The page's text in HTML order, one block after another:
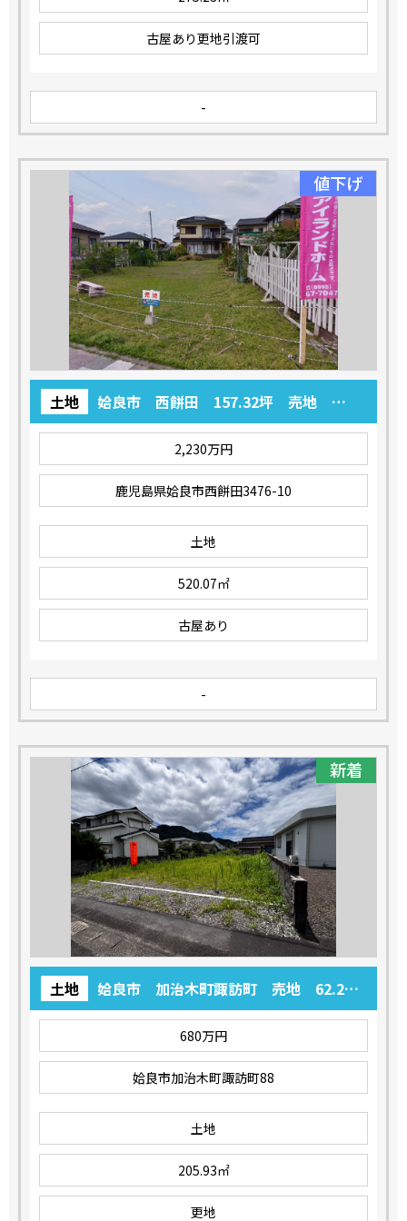
古屋あり更地引渡可
-
値下げ
土地
姶良市 西餅田 157.32坪 売地
2,230万円
2,230万円
鹿児島県姶良市西餅田3476-10
土地
520.07㎡
古屋あり
-
新着
土地
姶良市 加治木町諏訪町 売地 62.29
坪 680万円
680万円
姶良市加治木町諏訪町88
土地
205.93㎡
更地